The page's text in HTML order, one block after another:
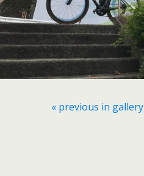
« previous in gallery